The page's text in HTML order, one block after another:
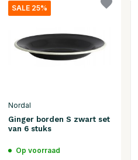
SALE 25%
Nordal
Ginger borden S zwart set
van 6 stuks
Op voorraad